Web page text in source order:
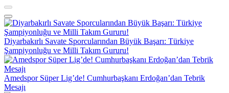
Diyarbakırlı Savate Sporcularından Büyük Başarı: Türkiye
Şampiyonluğu ve Milli Takım Gururu!
Amedspor Süper Lig’de! Cumhurbaşkanı Erdoğan’dan Tebrik
Mesajı